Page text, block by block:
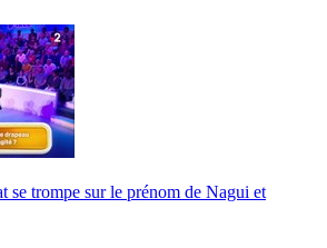
trompe sur le prénom de Nagui et